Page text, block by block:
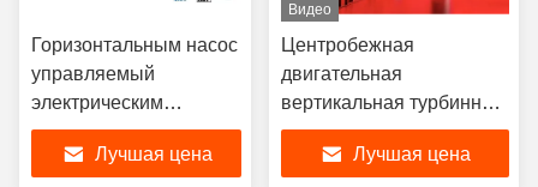
Горизонтальным насос
управляемый
электрическим
двигателем
центробежный
Лучшая цена
Видео
Центробежная
двигательная
вертикальная турбинная
пожарная насос для
пожаротушения
Лучшая цена